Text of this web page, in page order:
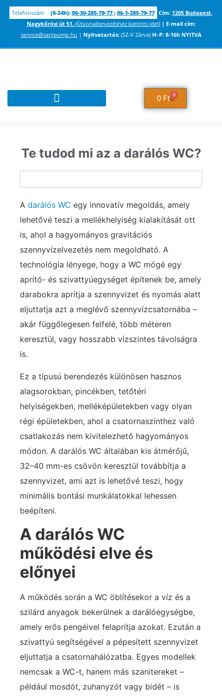
Telefonszám (0-24h): 06-30-285-79-77 ; 06-1-285-79-77 Cím: 1205 Budapest,
Nagykőrösi út 51.(Útvonaltervezéshez kattints ide!) | E-mail cím:
service@sanipump.hu | Nyitvatartás:(SZ-V Zárva) H–P: 8-16h NYITVA
0 Ft 0
Te tudod mi az a darálós WC?
A darálós WC egy innovatív megoldás, amely
lehetővé teszi a mellékhelyiség kialakítását ott
is, ahol a hagyományos gravitációs
szennyvízelvezetés nem megoldható. A
technológia lényege, hogy a WC mögé egy
aprító- és szivattyúegységet építenek be, amely
darabokra aprítja a szennyvizet és nyomás alatt
eljuttatja azt a meglévő szennyvízcsatornába –
akár függőlegesen felfelé, több méteren
keresztül, vagy hosszabb vízszintes távolságra
is.
Ez a típusú berendezés különösen hasznos
alagsorokban, pincékben, tetőtéri
helyiségekben, melléképületekben vagy olyan
régi épületekben, ahol a csatornaszinthez való
csatlakozás nem kivitelezhető hagyományos
módon. A darálós WC általában kis átmérőjű,
32–40 mm-es csövön keresztül továbbítja a
szennyvizet, ami azt is lehetővé teszi, hogy
minimális bontási munkálatokkal lehessen
beépíteni.
A darálós WC
működési elve és
előnyei
A működés során a WC öblítésekor a víz és a
szilárd anyagok bekerülnek a darálóegységbe,
amely erős pengéivel felaprítja azokat. Ezután a
szivattyú segítségével a pépesített szennyvizet
eljuttatja a csatornahálózatba. Egyes modellek
nemcsak a WC-t, hanem más szanitereket –
például mosdót, zuhanyzót vagy bidét – is